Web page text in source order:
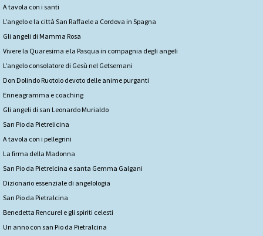
A tavola con i santi
L’angelo e la città San Raffaele a Cordova in Spagna
Gli angeli di Mamma Rosa
Vivere la Quaresima e la Pasqua in compagnia degli angeli
L’angelo consolatore di Gesù nel Getsemani
Don Dolindo Ruotolo devoto delle anime purganti
Enneagramma e coaching
Gli angeli di san Leonardo Murialdo
San Pio da Pietrelicina
A tavola con i pellegrini
La firma della Madonna
San Pio da Pietrelcina e santa Gemma Galgani
Dizionario essenziale di angelologia
San Pio da Pietralcina
Benedetta Rencurel e gli spiriti celesti
Un anno con san Pio da Pietralcina